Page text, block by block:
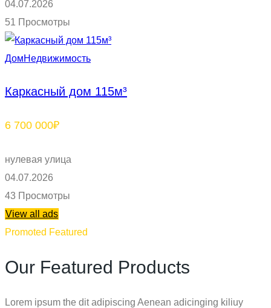
04.07.2026
51 Просмотры
ДомНедвижимость
Каркасный дом 115м³
6 700 000₽
нулевая улица
04.07.2026
43 Просмотры
View all ads
Promoted Featured
Our Featured Products
Lorem ipsum the dit adipiscing Aenean adicinging kiliuy